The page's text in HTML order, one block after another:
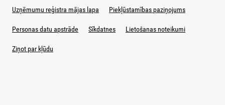
Uzņēmumu reģistra mājas lapa Piekļūstamības paziņojums
Personas datu apstrāde Sīkdatnes Lietošanas noteikumi
Ziņot par kļūdu